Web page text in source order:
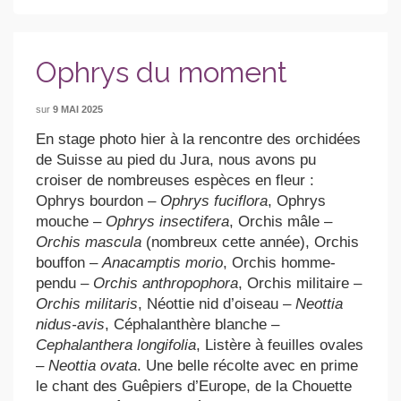
Ophrys du moment
sur 9 MAI 2025
En stage photo hier à la rencontre des orchidées
de Suisse au pied du Jura, nous avons pu
croiser de nombreuses espèces en fleur :
Ophrys bourdon – Ophrys fuciflora, Ophrys
mouche – Ophrys insectifera, Orchis mâle –
Orchis mascula (nombreux cette année), Orchis
bouffon –Anacamptis morio, Orchis homme-
pendu – Orchis anthropophora, Orchis militaire –
Orchis militaris, Néottie nid d’oiseau – Neottia
nidus-avis, Céphalanthère blanche –
Cephalanthera longifolia, Listère à feuilles ovales
– Neottia ovata. Une belle récolte avec en prime
le chant des Guêpiers d’Europe, de la Chouette